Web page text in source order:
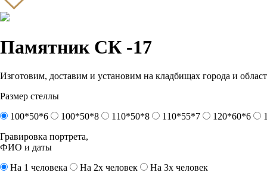
Памятник СК -17
Изготовим, доставим и установим на кладбищах города и
Размер стеллы
100*50*6
100*50*8 110*50*8 110*55*7 120*60*6
Гравировка портрета,
ФИО и даты
На 1 человека
На 2х человек
На 3х человек